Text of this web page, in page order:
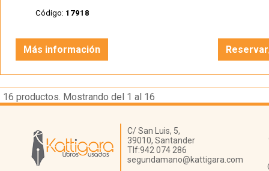
Código: 17918
Más información
16 productos. Mostrando del 1 al 16
Librería Kattigara
C/ San Luis, 5,
39010, Santander
Tlf:942 074 286
segundamano@kattigara.com